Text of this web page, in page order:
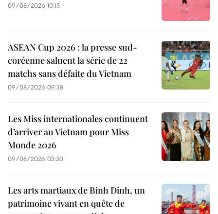
09/08/2026 10:15
ASEAN Cup 2026 : la presse sud-
coréenne saluent la série de 22
matchs sans défaite du Vietnam
09/08/2026 09:38
Les Miss internationales continuent
d’arriver au Vietnam pour Miss
Monde 2026
09/08/2026 03:30
Les arts martiaux de Binh Dinh, un
patrimoine vivant en quête de